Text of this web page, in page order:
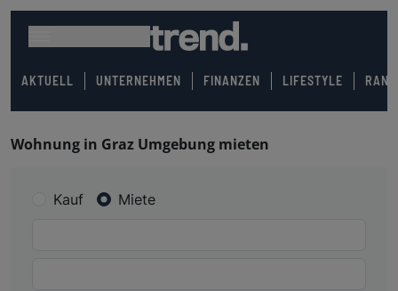
AKTUELL UNTERNEHMEN FINANZEN LIFESTYLE
Wohnung in Graz Umgebung mieten
Kauf Miete